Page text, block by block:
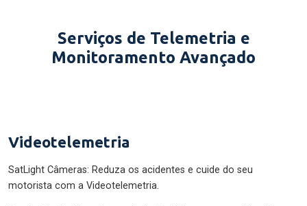
Serviços de Telemetria e
Monitoramento Avançado
Videotelemetria
SatLight Câmeras: Reduza os acidentes e cuide do seu
motorista com a Videotelemetria.